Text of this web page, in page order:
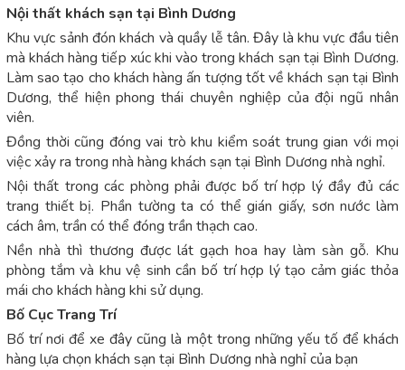
Nội thất khách sạn tại Bình Dương
Khu vực sảnh đón khách và quầy lễ tân. Đây là khu vực đầu tiên
mà khách hàng tiếp xúc khi vào trong khách sạn tại Bình Dương.
Làm sao tạo cho khách hàng ấn tượng tốt về khách sạn tại Bình
Dương, thể hiện phong thái chuyên nghiệp của đội ngũ nhân
viên.
Đồng thời cũng đóng vai trò khu kiểm soát trung gian với mọi
việc xảy ra trong nhà hàng khách sạn tại Bình Dương nhà nghỉ.
Nội thất trong các phòng phải được bố trí hợp lý đầy đủ các
trang thiết bị. Phần tường ta có thể gián giấy, sơn nước làm
cách âm, trần có thể đóng trần thạch cao.
Nền nhà thì thương được lát gạch hoa hay làm sàn gỗ. Khu
phòng tắm và khu vệ sinh cần bố trí hợp lý tạo cảm giác thỏa
mái cho khách hàng khi sử dụng.
Bố Cục Trang Trí
Bố trí nơi để xe đây cũng là một trong những yếu tố để khách
hàng lựa chọn khách sạn tại Bình Dương nhà nghỉ của bạn